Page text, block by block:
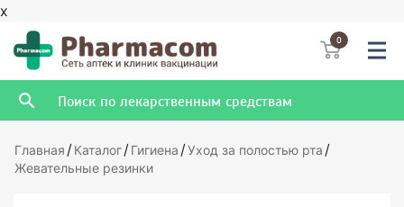
x
0
Главная /Каталог/Гигиена /Уход за полостью рта /
Жевательные резинки